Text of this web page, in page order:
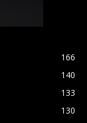
166
140
133
130